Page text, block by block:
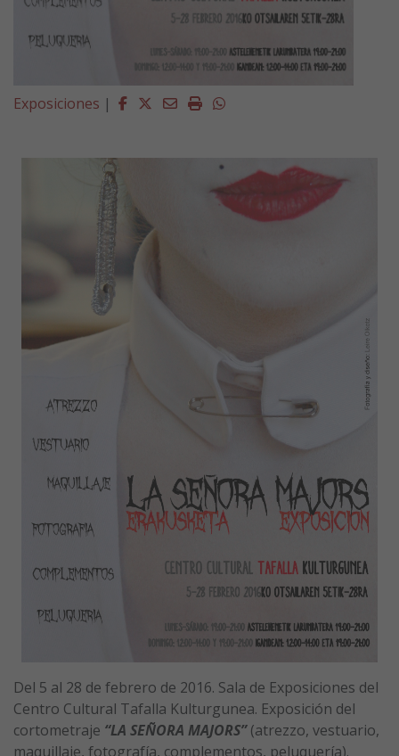
Exposiciones | Facebook
Twitter
EmailImprimirWhatsapp
Del 5 al 28 de febrero de 2016. Sala de Exposiciones del
Centro Cultural Tafalla Kulturgunea. Exposición del
cortometraje “LA SEÑORA MAJORS” (atrezzo, vestuario,
maquillaje, fotografía, complementos, peluquería).